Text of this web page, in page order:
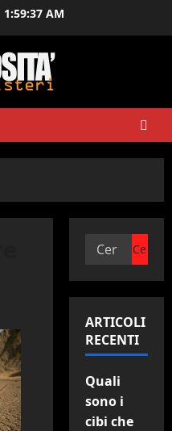
1:59:37 AM
Ricerca
ARTICOLI
RECENTI
Quali
sono i
cibi che